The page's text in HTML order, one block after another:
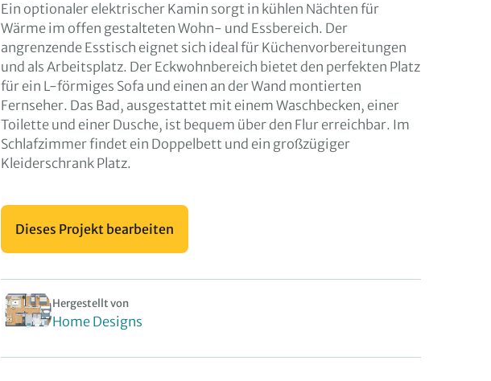
Ein optionaler elektrischer Kamin sorgt in kühlen Nächten für
Wärme im offen gestalteten Wohn- und Essbereich. Der
angrenzende Esstisch eignet sich ideal für Küchenvorbereitungen
und als Arbeitsplatz. Der Eckwohnbereich bietet den perfekten Platz
für ein L-förmiges Sofa und einen an der Wand montierten
Fernseher. Das Bad, ausgestattet mit einem Waschbecken, einer
Toilette und einer Dusche, ist bequem über den Flur erreichbar. Im
Schlafzimmer findet ein Doppelbett und ein großzügiger
Kleiderschrank Platz.
Dieses Projekt bearbeiten
Hergestellt von
Home Designs